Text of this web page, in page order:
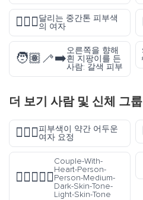
🏃🏽‍♀️달리는 중간톤 피부색
의 여자
🧑🏽‍🦯‍➡️
오른쪽을 향해
흰 지팡이를 든
사람: 갈색 피부
더 보기 사람 및 신체 그룹
🧚🏾‍♀️피부색이 약간 어두운
여자 요정
🧑🏾‍❤️‍🧑🏻
Couple-With-
Heart-Person-
Person-Medium-
Dark-Skin-Tone-
Light-Skin-Tone